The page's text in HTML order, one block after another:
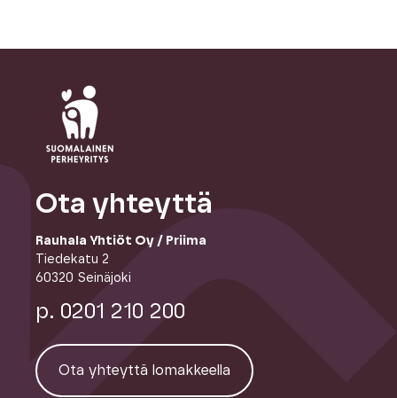
Ota yhteyttä
Rauhala Yhtiöt Oy / Priima
Tiedekatu 2
60320 Seinäjoki
p. 0201 210 200
Ota yhteyttä lomakkeella